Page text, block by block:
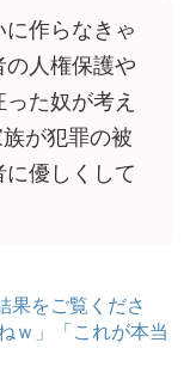
作らなきゃ
人権保護や
た奴が考え
が犯罪の被
優しくして
果をご覧くださ
ｗ」「これが本当